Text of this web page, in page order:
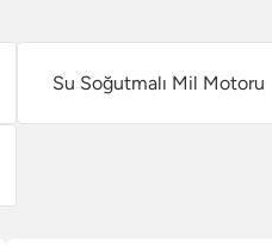
Su Soğutmalı Mil Motoru